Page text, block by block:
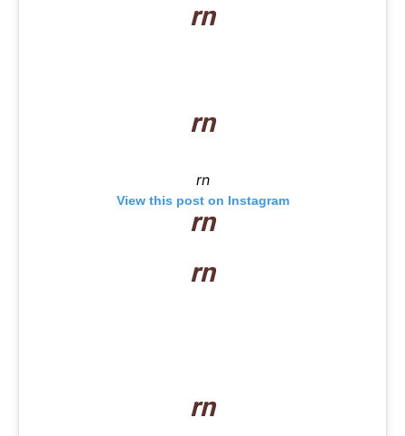
rn
rn
rn
View this post on Instagram
rn
rn
rn